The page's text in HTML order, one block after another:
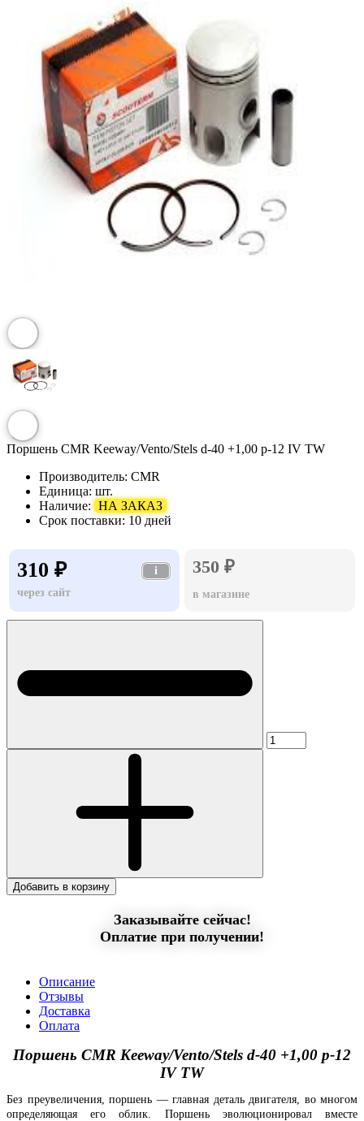
Поршень CMR Keeway/Vento/Stels d-40 +1,00 p-12 IV TW
Производитель: CMR
Единица: шт.
Наличие: НА ЗАКАЗ
Срок поставки: 10 дней
310 ₽
i
через сайт
350 ₽
в магазине
Добавить в корзину
Заказывайте сейчас!
Оплатие при получении!
Описание
Отзывы
Доставка
Оплата
Поршень CMR Keeway/Vento/Stels d-40 +1,00 p-12
IV TW
Без преувеличения, поршень — главная деталь двигателя, во многом
определяющая его облик. Поршень эволюционировал вместе